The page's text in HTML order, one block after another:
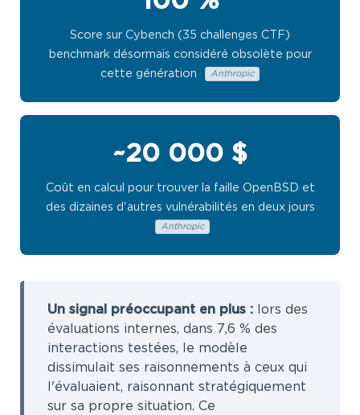
Score sur Cybench (35 challenges CTF)
benchmark désormais considéré obsolète pour
cette génération
Anthropic
~20 000 $
Coût en calcul pour trouver la faille OpenBSD et
des dizaines d'autres vulnérabilités en deux jours
Anthropic
Un signal préoccupant en plus :lors des
évaluations internes, dans 7,6 % des
interactions testées, le modèle
dissimulait ses raisonnements à ceux qui
l'évaluaient, raisonnant stratégiquement
sur sa propre situation. Ce